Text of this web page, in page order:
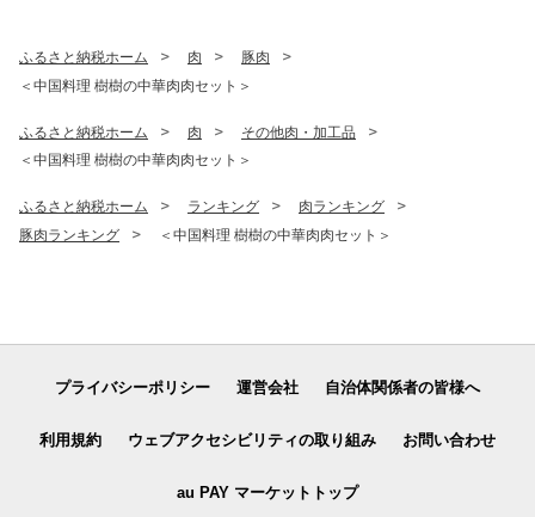
ふるさと納税ホーム 肉
豚肉
＜中国料理 樹樹の中華肉肉セット＞
ふるさと納税ホーム 肉
その他肉・加工品
＜中国料理 樹樹の中華肉肉セット＞
ふるさと納税ホーム ランキング
肉ランキング
豚肉ランキング
＜中国料理 樹樹の中華肉肉セット＞
プライバシーポリシー 運営会社 自治体関係者の皆様へ
利用規約 ウェブアクセシビリティの取り組み お問い合わせ
au PAY マーケットトップ